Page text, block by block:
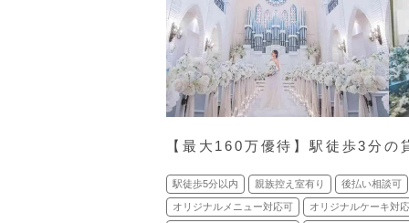
【最大160万優待】駅徒歩3分
駅徒歩5分以内 親族控え室有り 後払い相談可
オリジナルメニュー対応可 オリジナルケーキ対